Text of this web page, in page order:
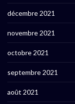
décembre 2021
novembre 2021
octobre 2021
septembre 2021
août 2021